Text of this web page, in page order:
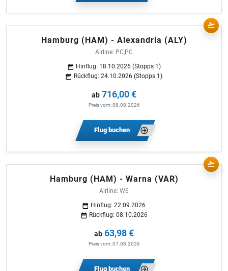
Hamburg (HAM) - Alexandria (ALY)
Airline: PC,PC
Hinflug: 18.10.2026 (Stopps 1)
Rückflug: 24.10.2026 (Stopps 1)
ab 716,00 €
Preis vom: 08.08.2026
Flug buchen
Hamburg (HAM) - Warna (VAR)
Airline: W6
Hinflug: 22.09.2026
Rückflug: 08.10.2026
ab 63,98 €
Preis vom: 07.08.2026
Flug buchen